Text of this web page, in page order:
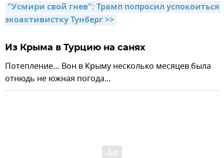
"Усмири свой гнев": Трамп попросил успокоиться
экоактивистку Тунберг >>
Из Крыма в Турцию на санях
Потепление… Вон в Крыму несколько месяцев была
отнюдь не южная погода…